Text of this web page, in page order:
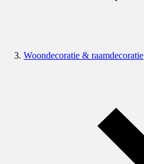
Woondecoratie & raamdecoratie